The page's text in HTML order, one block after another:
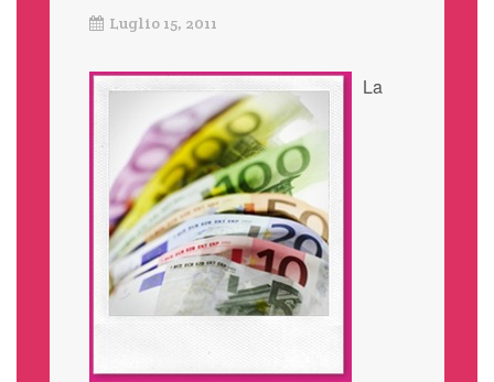
Luglio 15, 2011
La